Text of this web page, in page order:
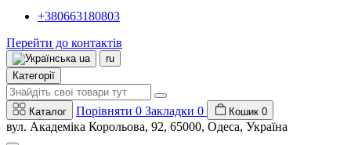
+380663180803
Перейти до контактів
ua
ru
Категорії
Каталог Порівняти 0 Закладки 0 Кошик 0
вул. Академіка Корольова, 92, 65000, Одеса, Україна